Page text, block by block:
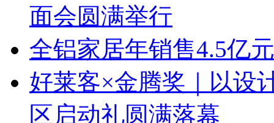
面会圆满举行
全铝家居年销售4.5亿
好莱客×金腾奖｜以设
区启动礼圆满落幕